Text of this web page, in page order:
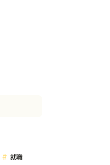
就職